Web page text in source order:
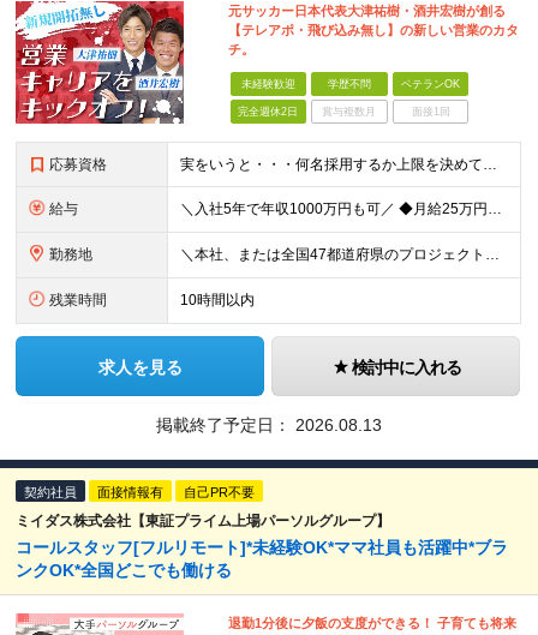
元サッカー日本代表大津祐樹・酒井宏樹が創る
【テレアポ・飛び込み無し】の新しい営業のカタ
チ。
未経験歓迎 学歴不問 ベテランOK
完全週休2日 賞与複数月 面接1回
応募資格 実をいうと・・・何名採用するか上限を決めていません！ なので、カルチャーフィットする方は【全員採用】します！ ＼弊社のカルチャーに合う方／ □人に喜んでもらうことが好き □何かに打ち込む人を応援した
給与 ＼入社5年で年収1000万円も可／ ◆月給25万円～70万円＋賞与 ※経験・能力などを考慮の上、決定いたします。 ※残業代は別途全額支給いたします。 ※試用期間は6ヶ月です。その間の雇用形態は契約
勤務地 ＼本社、または全国47都道府県のプロジェクト先／ ◎希望に合わせた勤務地でご活躍いただけます！ ◎引っ越しを伴う転勤はございません。 【本社】 東京都中央区銀座1-7-16 コミット銀座ビル4F
残業時間 10時間以内
求人を見る 検討中に入れる
掲載終了予定日： 2026.08.13
契約社員 面接情報有 自己PR不要
ミイダス株式会社【東証プライム上場パーソルグループ】
コールスタッフ[フルリモート]*未経験OK*ママ社員も活躍中*ブラ
ンクOK*全国どこでも働ける
退勤1分後に夕飯の支度ができる！ 子育ても将来